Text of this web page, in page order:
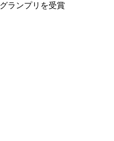
ランプリを受賞